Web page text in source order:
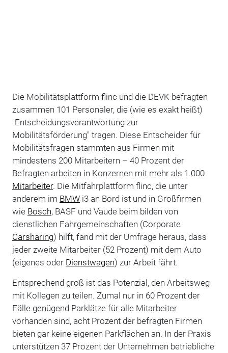
Die Mobilitätsplattform flinc und die DEVK befragten
zusammen 101 Personaler, die (wie es exakt heißt)
"Entscheidungsverantwortung zur
Mobilitätsförderung" tragen. Diese Entscheider für
Mobilitätsfragen stammten aus Firmen mit
mindestens 200 Mitarbeitern – 40 Prozent der
Befragten arbeiten in Konzernen mit mehr als 1.000
Mitarbeiter. Die Mitfahrplattform flinc, die unter
anderem im BMWi3 an Bord ist und in Großfirmen
wie Bosch, BASF und Vaude beim bilden von
dienstlichen Fahrgemeinschaften (Corporate
Carsharing) hilft, fand mit der Umfrage heraus, dass
jeder zweite Mitarbeiter (52 Prozent) mit dem Auto
(eigenes oder Dienstwagen) zur Arbeit fährt.
Entsprechend groß ist das Potenzial, den Arbeitsweg
mit Kollegen zu teilen. Zumal nur in 60 Prozent der
Fälle genügend Parklätze für alle Mitarbeiter
vorhanden sind, acht Prozent der befragten Firmen
bieten gar keine eigenen Parkflächen an. In der Praxis
unterstützen 37 Prozent der Unternehmen betriebliche